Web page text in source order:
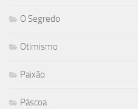
O Segredo
Otimismo
Paixão
Páscoa